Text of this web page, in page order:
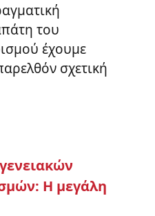
του
έχουμε
σχετική
Η μεγάλη